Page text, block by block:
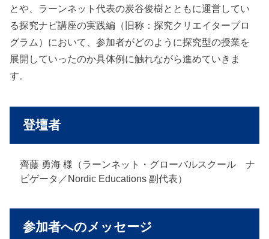
とや、ラーンネット代表の炭谷俊樹とともに運営してい
る探究ナビ講座の実践編（旧称：探究クリエイタープロ
グラム）において、参加者がどのように探究型の授業を
展開していったのか具体例に触れながら進めていきま
す。
登壇者
齊藤 勇海 様（ラーンネット・グローバルスクール ナ
ビゲータ／Nordic Educations 副代表）
参加者へのメッセージ